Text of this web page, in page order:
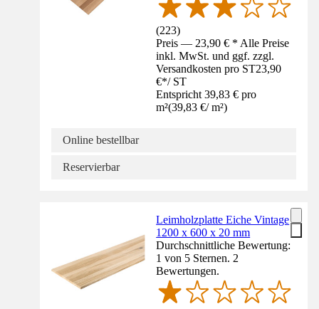
(223)
Preis — 23,90 € * Alle Preise
inkl. MwSt. und ggf. zzgl.
Versandkosten pro ST23,90
€*/ ST
Entspricht 39,83 € pro
m²(39,83 €/ m²)
Online bestellbar
Reservierbar
Leimholzplatte Eiche Vintage
1200 x 600 x 20 mm
Durchschnittliche Bewertung:
1 von 5 Sternen. 2
Bewertungen.